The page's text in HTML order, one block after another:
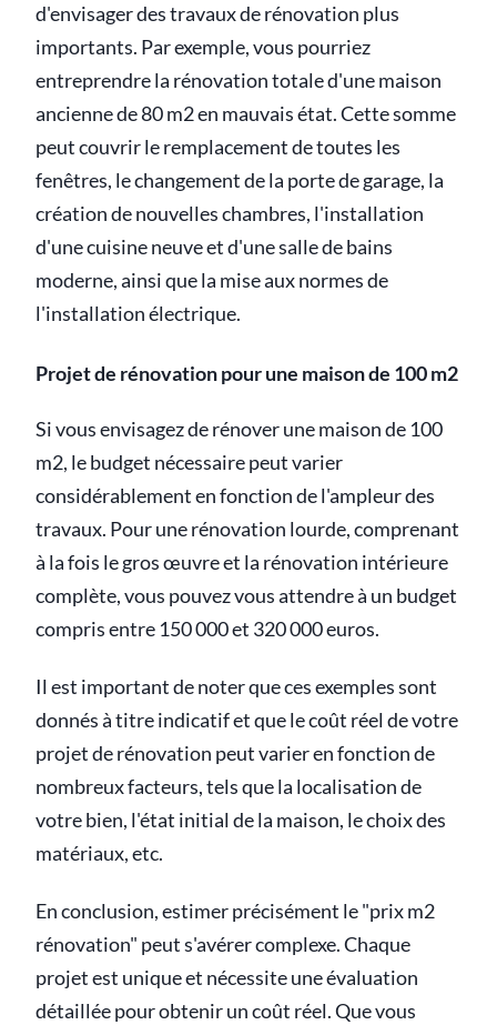
d'envisager des travaux de rénovation plus
importants. Par exemple, vous pourriez
entreprendre la rénovation totale d'une maison
ancienne de 80 m2 en mauvais état. Cette somme
peut couvrir le remplacement de toutes les
fenêtres, le changement de la porte de garage, la
création de nouvelles chambres, l'installation
d'une cuisine neuve et d'une salle de bains
moderne, ainsi que la mise aux normes de
l'installation électrique.
Projet de rénovation pour une maison de 100 m2
Si vous envisagez de rénover une maison de 100
m2, le budget nécessaire peut varier
considérablement en fonction de l'ampleur des
travaux. Pour une rénovation lourde, comprenant
à la fois le gros œuvre et la rénovation intérieure
complète, vous pouvez vous attendre à un budget
compris entre 150 000 et 320 000 euros.
Il est important de noter que ces exemples sont
donnés à titre indicatif et que le coût réel de votre
projet de rénovation peut varier en fonction de
nombreux facteurs, tels que la localisation de
votre bien, l'état initial de la maison, le choix des
matériaux, etc.
En conclusion, estimer précisément le "prix m2
rénovation" peut s'avérer complexe. Chaque
projet est unique et nécessite une évaluation
détaillée pour obtenir un coût réel. Que vous